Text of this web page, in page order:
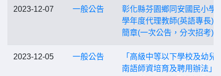
2023-12-07 一般公告
彰化縣芬園鄉同安國民小學
學年度代理教師(英語專長)
簡章(一次公告，分次招考)
2023-12-05 一般公告
「高級中等以下學校及幼兒
南語師資培育及聘用辦法」